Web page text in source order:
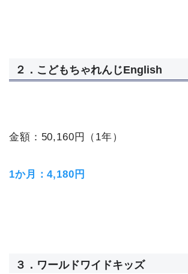
２．こどもちゃれんじEnglish
金額：50,160円（1年）
1か月：4,180円
３．ワールドワイドキッズ